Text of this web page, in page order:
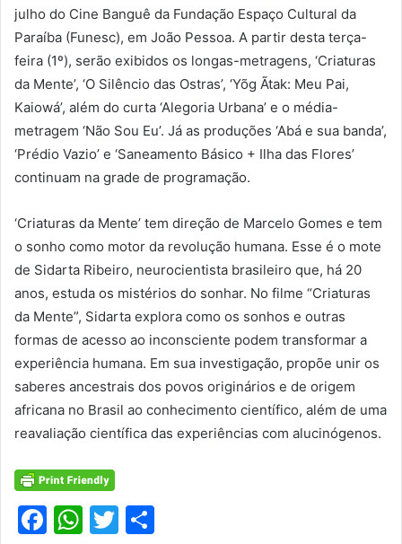
julho do Cine Banguê da Fundação Espaço Cultural da
Paraíba (Funesc), em João Pessoa. A partir desta terça-
feira (1º), serão exibidos os longas-metragens, ‘Criaturas
da Mente’, ‘O Silêncio das Ostras’, ‘Yõg Ãtak: Meu Pai,
Kaiowá’, além do curta ‘Alegoria Urbana’ e o média-
metragem ‘Não Sou Eu’. Já as produções ‘Abá e sua banda’,
‘Prédio Vazio’ e ‘Saneamento Básico + Ilha das Flores’
continuam na grade de programação.
‘Criaturas da Mente’ tem direção de Marcelo Gomes e tem
o sonho como motor da revolução humana. Esse é o mote
de Sidarta Ribeiro, neurocientista brasileiro que, há 20
anos, estuda os mistérios do sonhar. No filme “Criaturas
da Mente”, Sidarta explora como os sonhos e outras
formas de acesso ao inconsciente podem transformar a
experiência humana. Em sua investigação, propõe unir os
saberes ancestrais dos povos originários e de origem
africana no Brasil ao conhecimento científico, além de uma
reavaliação científica das experiências com alucinógenos.
F
W T